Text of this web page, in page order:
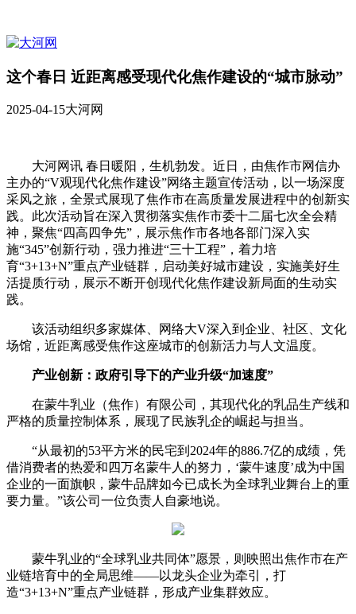
这个春日 近距离感受现代化焦作建设的“城市脉动”
2025-04-15大河网
大河网讯 春日暖阳，生机勃发。近日，由焦作市网信办
主办的“V观现代化焦作建设”网络主题宣传活动，以一场深度
采风之旅，全景式展现了焦作市在高质量发展进程中的创新实
践。此次活动旨在深入贯彻落实焦作市委十二届七次全会精
神，聚焦“四高四争先”，展示焦作市各地各部门深入实
施“345”创新行动，强力推进“三十工程”，着力培
育“3+13+N”重点产业链群，启动美好城市建设，实施美好生
活提质行动，展示不断开创现代化焦作建设新局面的生动实
践。
该活动组织多家媒体、网络大V深入到企业、社区、文化
场馆，近距离感受焦作这座城市的创新活力与人文温度。
产业创新：政府引导下的产业升级“加速度”
在蒙牛乳业（焦作）有限公司，其现代化的乳品生产线和
严格的质量控制体系，展现了民族乳企的崛起与担当。
“从最初的53平方米的民宅到2024年的886.7亿的成绩，凭
借消费者的热爱和四万名蒙牛人的努力，‘蒙牛速度’成为中国
企业的一面旗帜，蒙牛品牌如今已成长为全球乳业舞台上的重
要力量。”该公司一位负责人自豪地说。
蒙牛乳业的“全球乳业共同体”愿景，则映照出焦作市在产
业链培育中的全局思维——以龙头企业为牵引，打
造“3+13+N”重点产业链群，形成产业集群效应。